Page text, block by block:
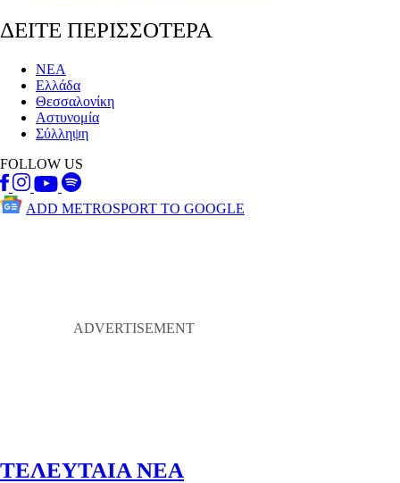
ΔΕΙΤΕ ΠΕΡΙΣΣΟΤΕΡΑ
ΝΕΑ
Ελλάδα
Θεσσαλονίκη
Αστυνομία
Σύλληψη
FOLLOW US
ADD METROSPORT TO GOOGLE
ΤΕΛΕΥΤΑΙΑ ΝΕΑ